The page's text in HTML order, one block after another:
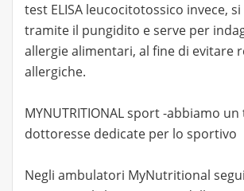
test ELISA leucocitotossico invece,
tramite il pungidito e serve per
allergie alimentari, al fine di evitare
allergiche.
MYNUTRITIONAL sport -abbiamo
dottoresse dedicate per lo sportivo
Negli ambulatori MyNutritional